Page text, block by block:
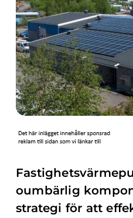
oumbärlig
strategi för att